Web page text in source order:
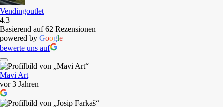
Vendingoutlet
4.3
Basierend auf 62 Rezensionen
powered by Google
bewerte uns auf
Mavi Art
vor 3 Jahren